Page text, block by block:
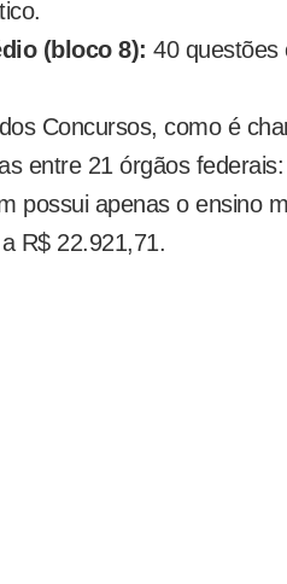
(bloco 8): 40 questões
Concursos, como é
entre 21 órgãos
possui apenas o ensino
R$ 22.921,71.